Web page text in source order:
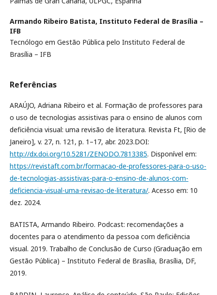
Armando Ribeiro Batista, Instituto Federal de Brasília –
IFB
Tecnólogo em Gestão Pública pelo Instituto Federal de
Brasília – IFB
Referências
ARAÚJO, Adriana Ribeiro et al. Formação de professores para
o uso de tecnologias assistivas para o ensino de alunos com
deficiência visual: uma revisão de literatura. Revista Ft, [Rio de
Janeiro], v. 27, n. 121, p. 1–17, abr. 2023.DOI:
http://dx.doi.org/10.5281/ZENODO.7813385. Disponível em:
https://revistaft.com.br/formacao-de-professores-para-o-uso-
de-tecnologias-assistivas-para-o-ensino-de-alunos-com-
deficiencia-visual-uma-revisao-de-literatura/. Acesso em: 10
dez. 2024.
BATISTA, Armando Ribeiro. Podcast: recomendações a
docentes para o atendimento da pessoa com deficiência
visual. 2019. Trabalho de Conclusão de Curso (Graduação em
Gestão Pública) – Instituto Federal de Brasília, Brasília, DF,
2019.